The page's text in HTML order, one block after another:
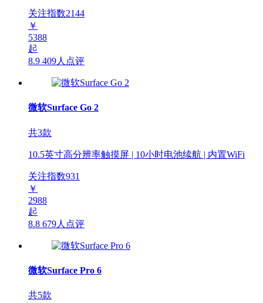
关注指数2144
￥
5388
起
8.9 409人点评
微软Surface Go 2
共3款
10.5英寸高分辨率触摸屏 | 10小时电池续航 | 内置WiFi
关注指数931
￥
2988
起
8.8 679人点评
微软Surface Pro 6
共5款